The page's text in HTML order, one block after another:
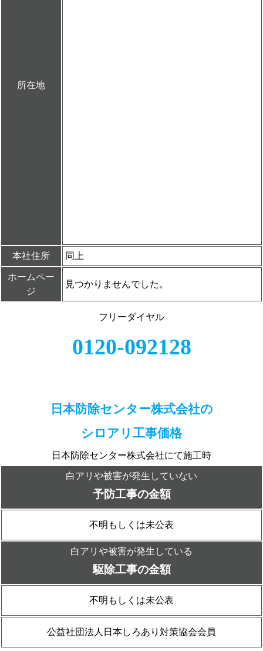
所在地
本社住所 同上
ホームペー
ジ
見つかりませんでした。
フリーダイヤル
0120-092128
日本防除センター株式会社の
シロアリ工事価格
日本防除センター株式会社にて施工時
白アリや被害が発生していない
予防工事の金額
不明もしくは未公表
白アリや被害が発生している
駆除工事の金額
不明もしくは未公表
公益社団法人日本しろあり対策協会会員